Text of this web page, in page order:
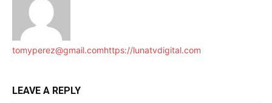
tomyperez@gmail.comhttps://lunatvdigital.com
LEAVE A REPLY